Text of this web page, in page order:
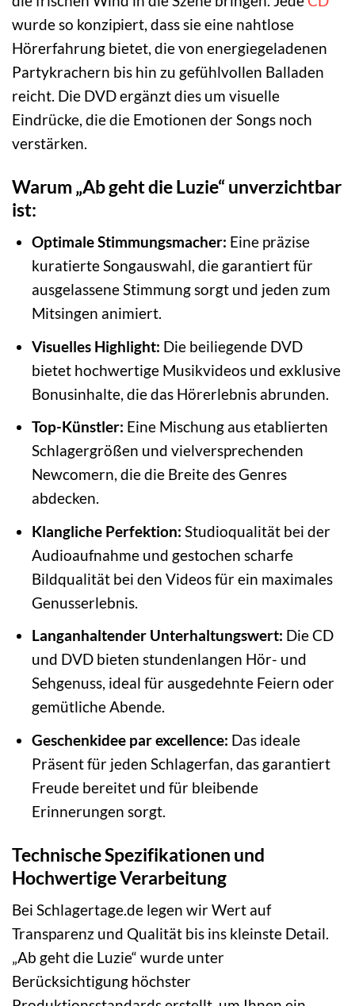
wurde so konzipiert, dass sie eine nahtlose
Hörerfahrung bietet, die von energiegeladenen
Partykrachern bis hin zu gefühlvollen Balladen
reicht. Die DVD ergänzt dies um visuelle
Eindrücke, die die Emotionen der Songs noch
verstärken.
Warum „Ab geht die Luzie“ unverzichtbar
ist:
Optimale Stimmungsmacher: Eine präzise
kuratierte Songauswahl, die garantiert für
ausgelassene Stimmung sorgt und jeden zum
Mitsingen animiert.
Visuelles Highlight: Die beiliegende DVD
bietet hochwertige Musikvideos und exklusive
Bonusinhalte, die das Hörerlebnis abrunden.
Top-Künstler: Eine Mischung aus etablierten
Schlagergrößen und vielversprechenden
Newcomern, die die Breite des Genres
abdecken.
Klangliche Perfektion: Studioqualität bei der
Audioaufnahme und gestochen scharfe
Bildqualität bei den Videos für ein maximales
Genusserlebnis.
Langanhaltender Unterhaltungswert: Die CD
und DVD bieten stundenlangen Hör- und
Sehgenuss, ideal für ausgedehnte Feiern oder
gemütliche Abende.
Geschenkidee par excellence: Das ideale
Präsent für jeden Schlagerfan, das garantiert
Freude bereitet und für bleibende
Erinnerungen sorgt.
Technische Spezifikationen und
Hochwertige Verarbeitung
Bei Schlagertage.de legen wir Wert auf
Transparenz und Qualität bis ins kleinste Detail.
„Ab geht die Luzie“ wurde unter
Berücksichtigung höchster